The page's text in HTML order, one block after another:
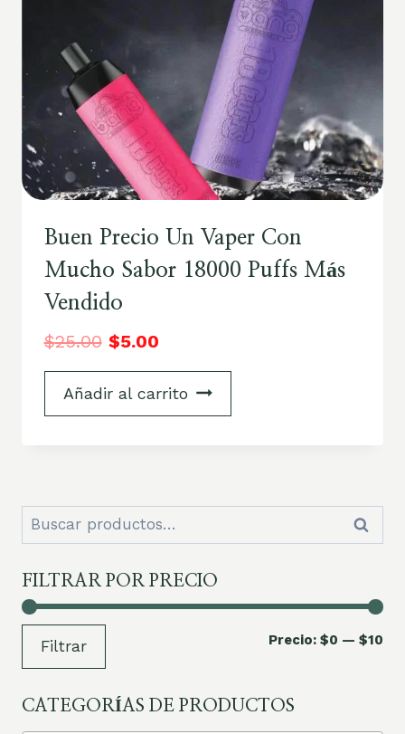
Buen Precio Un Vaper Con
Mucho Sabor 18000 Puffs Más
Vendido
$25.00 $5.00
Añadir al carrito
Buscar
por:
Buscar
FILTRAR POR PRECIO
Filtrar Precio: $0 — $10
CATEGORÍAS DE PRODUCTOS